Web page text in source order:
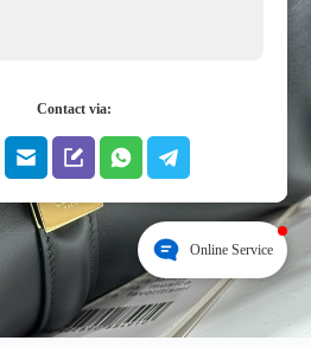
Online Service
Contact via: